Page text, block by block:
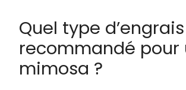
Quel type
recommandé pour
mimosa ?